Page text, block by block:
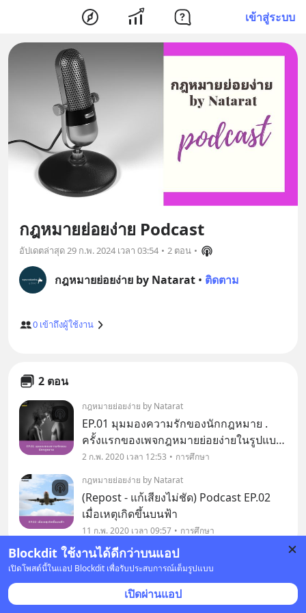
เข้าสู่ระบบ
Blockdit ใช้งานได้ดีกว่าบนแอป
เปิดโพสต์นี้ในแอป Blockdit เพื่อรับประสบการณ์เต็มรูปแบบ
เปิดผ่านแอป
กฎหมายย่อยง่าย Podcast
อัปเดตล่าสุด29 ก.พ. 2024 เวลา 03:54 • 2 ตอน •
กฎหมายย่อยง่าย by Natarat • ติดตาม
0 เข้าถึงผู้ใช้งาน
2 ตอน
กฎหมายย่อยง่าย by Natarat
EP.01 มุมมองความรักของนักกฎหมาย .
ครั้งแรกของเพจกฎหมายย่อยง่ายในรูปแบบ
podcast ใครฟังแล้วชอบหรือไม่ชอบยังไง
คอมเม้นท์กันได้เลยครับ
2 ก.พ. 2020 เวลา 12:53
การศึกษา
กฎหมายย่อยง่าย by Natarat
(Repost - แก้เสียงไม่ชัด) Podcast EP.02
เมื่อเหตุเกิดขึ้นบนฟ้า
11 ก.พ. 2020 เวลา 09:57 การศึกษา